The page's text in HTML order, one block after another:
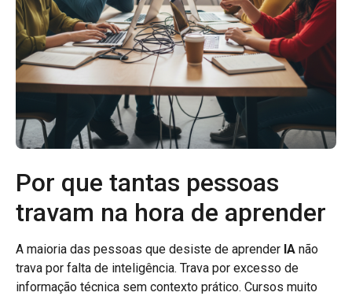
Por que tantas pessoas
travam na hora de aprender
A maioria das pessoas que desiste de aprender IA não
trava por falta de inteligência. Trava por excesso de
informação técnica sem contexto prático. Cursos muito